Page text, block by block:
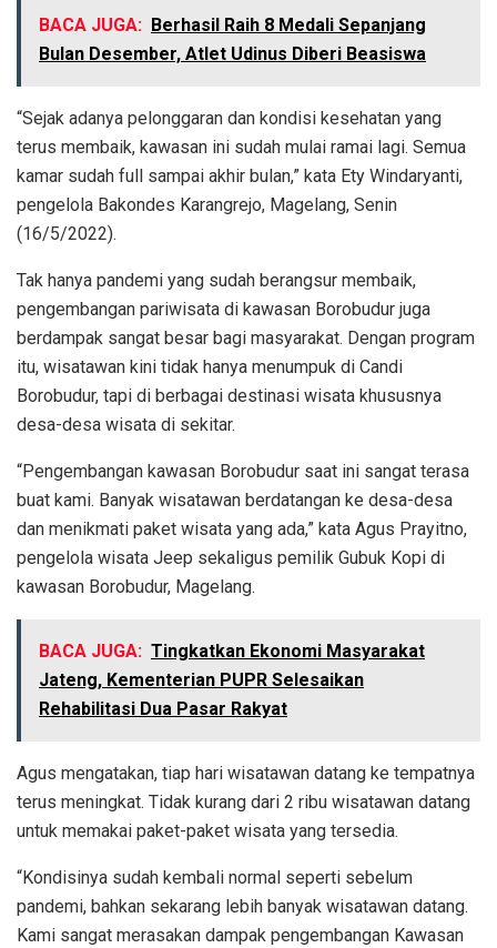
BACA JUGA: Berhasil Raih 8 Medali Sepanjang
Bulan Desember, Atlet Udinus Diberi Beasiswa
“Sejak adanya pelonggaran dan kondisi kesehatan yang
terus membaik, kawasan ini sudah mulai ramai lagi. Semua
kamar sudah full sampai akhir bulan,” kata Ety Windaryanti,
pengelola Bakondes Karangrejo, Magelang, Senin
(16/5/2022).
Tak hanya pandemi yang sudah berangsur membaik,
pengembangan pariwisata di kawasan Borobudur juga
berdampak sangat besar bagi masyarakat. Dengan program
itu, wisatawan kini tidak hanya menumpuk di Candi
Borobudur, tapi di berbagai destinasi wisata khususnya
desa-desa wisata di sekitar.
“Pengembangan kawasan Borobudur saat ini sangat terasa
buat kami. Banyak wisatawan berdatangan ke desa-desa
dan menikmati paket wisata yang ada,” kata Agus Prayitno,
pengelola wisata Jeep sekaligus pemilik Gubuk Kopi di
kawasan Borobudur, Magelang.
BACA JUGA: Tingkatkan Ekonomi Masyarakat
Jateng, Kementerian PUPR Selesaikan
Rehabilitasi Dua Pasar Rakyat
Agus mengatakan, tiap hari wisatawan datang ke tempatnya
terus meningkat. Tidak kurang dari 2 ribu wisatawan datang
untuk memakai paket-paket wisata yang tersedia.
“Kondisinya sudah kembali normal seperti sebelum
pandemi, bahkan sekarang lebih banyak wisatawan datang.
Kami sangat merasakan dampak pengembangan Kawasan